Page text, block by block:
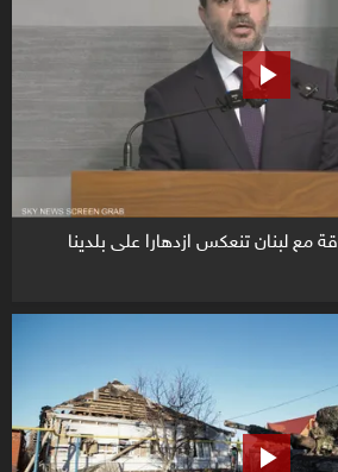
مع لبنان تنعكس ازدهارا على بلدينا